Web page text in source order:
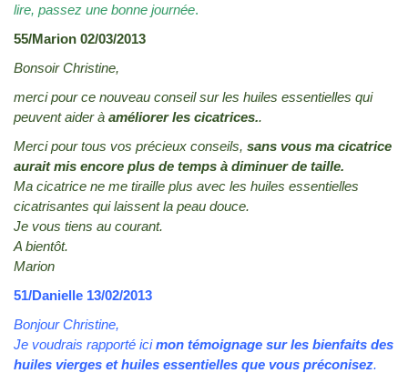
lire, passez une bonne journée.
55/Marion 02/03/2013
Bonsoir Christine,
merci pour ce nouveau conseil sur les huiles essentielles qui
peuvent aider à améliorer les cicatrices..
Merci pour tous vos précieux conseils, sans vous ma cicatrice
aurait mis encore plus de temps à diminuer de taille.
Ma cicatrice ne me tiraille plus avec les huiles essentielles
cicatrisantes qui laissent la peau douce.
Je vous tiens au courant.
A bientôt.
Marion
51/Danielle 13/02/2013
Bonjour Christine,
Je voudrais rapporté icimon témoignage sur les bienfaits des
huiles vierges et huiles essentielles que vous préconisez.